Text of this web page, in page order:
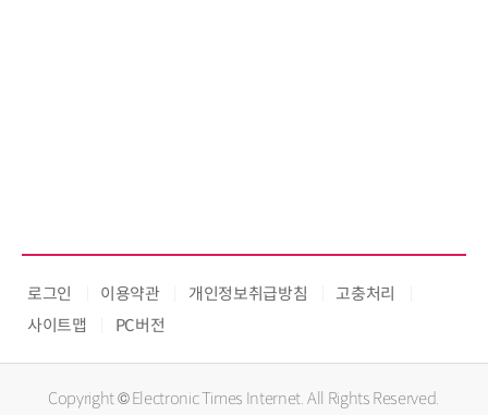
로그인 이용약관 개인정보취급방침
고충처리
사이트맵
PC버전
Copyright © Electronic Times Internet. All Rights Reserved.